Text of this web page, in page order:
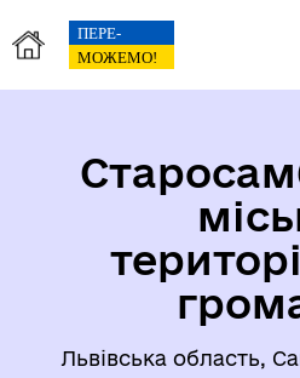
Львівська область,